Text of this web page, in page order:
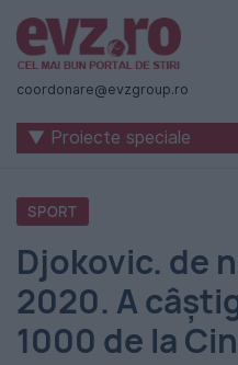
Știri
naționale
internaționale
România
-
Evenimentul
Zilei
coordonare@evzgroup.ro
▼ Proiecte speciale
SPORT
Djokovic. de
2020. A
1000 de la